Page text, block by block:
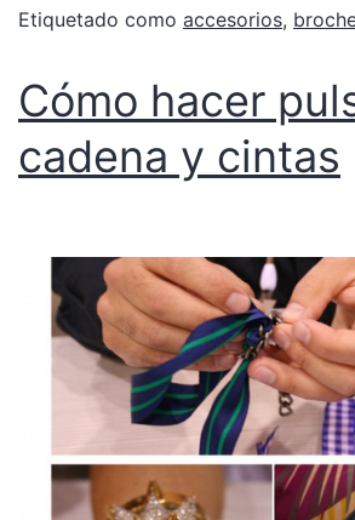
Etiquetado como accesorios,
Cómo hacer
cadena y cintas